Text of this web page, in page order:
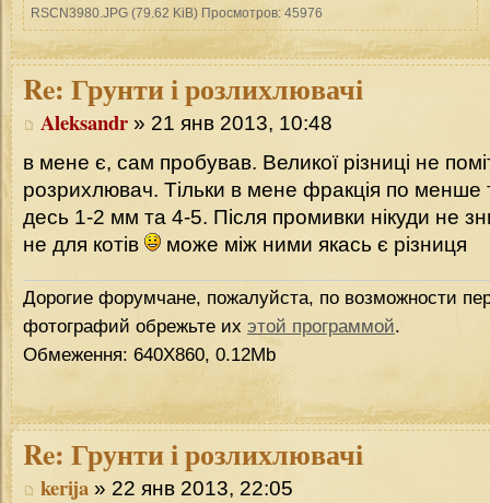
RSCN3980.JPG (79.62 KiB) Просмотров: 45976
Re: Грунти і розлихлювачі
Aleksandr » 21 янв 2013, 10:48
в мене є, сам пробував. Великої різниці не
розрихлювач. Тільки в мене фракція по
десь 1-2 мм та 4-5. Після промивки нікуди не
не для котів
може між ними якась є різниця
Дорогие форумчане, пожалуйста, по возможности
фотографий обрежьте их этой программой.
Обмеження: 640Х860, 0.12Mb
Re: Грунти і розлихлювачі
kerija » 22 янв 2013, 22:05